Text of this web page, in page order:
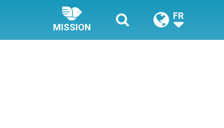
MISSION
FR